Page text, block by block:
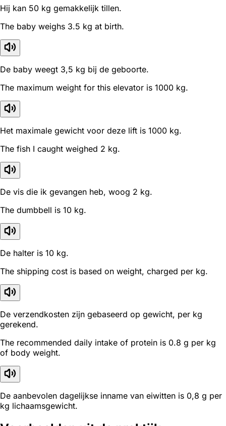
Hij kan 50 kg gemakkelijk tillen.
The baby weighs 3.5 kg at birth.
De baby weegt 3,5 kg bij de geboorte.
The maximum weight for this elevator is 1000 kg.
Het maximale gewicht voor deze lift is 1000 kg.
The fish I caught weighed 2 kg.
De vis die ik gevangen heb, woog 2 kg.
The dumbbell is 10 kg.
De halter is 10 kg.
The shipping cost is based on weight, charged per kg.
De verzendkosten zijn gebaseerd op gewicht, per kg
gerekend.
The recommended daily intake of protein is 0.8 g per kg
of body weight.
De aanbevolen dagelijkse inname van eiwitten is 0,8 g per
kg lichaamsgewicht.